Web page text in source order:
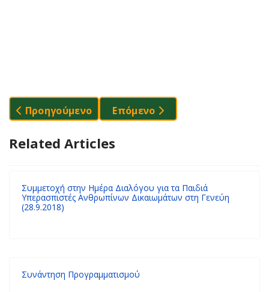
Προηγούμενο Άρθρο: Τα Ζωάκια Τραγουδούν Τα
Προηγούμενο Επόμενο Άρθρο: "Σχολείο Μ'
Επόμενο
Related Articles
Συμμετοχή στην Ημέρα Διαλόγου για τα Παιδιά
Υπερασπιστές Ανθρωπίνων Δικαιωμάτων στη Γενεύη
(28.9.2018)
Συνάντηση Προγραμματισμού